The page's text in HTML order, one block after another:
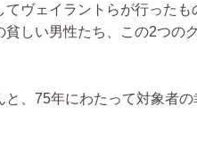
ヴェイラントらが行ったも
しい男性たち、この2つの
、75年にわたって対象者の